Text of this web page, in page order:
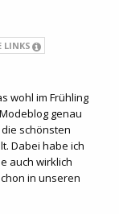
LINKS
wohl im Frühling
genau
schönsten
Dabei habe ich
auch wirklich
in unseren